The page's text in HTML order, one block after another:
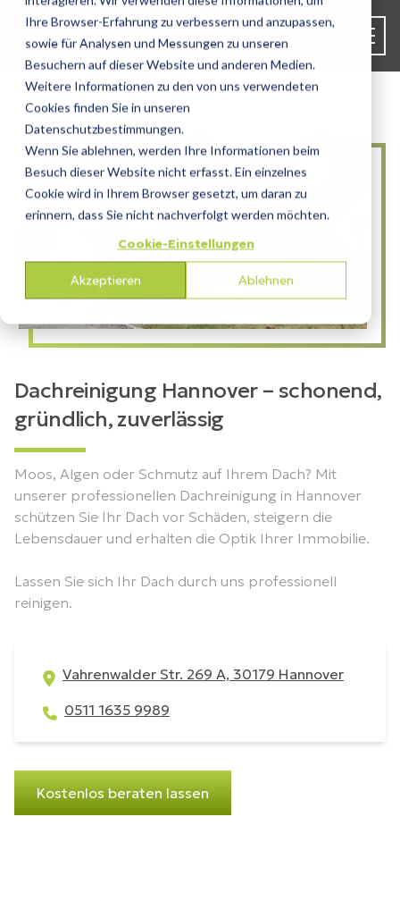
Ihre Browser-Erfahrung zu verbessern und anzupassen,
sowie für Analysen und Messungen zu unseren
Besuchern auf dieser Website und anderen Medien.
Weitere Informationen zu den von uns verwendeten
Cookies finden Sie in unseren
Datenschutzbestimmungen.
Wenn Sie ablehnen, werden Ihre Informationen beim
Besuch dieser Website nicht erfasst. Ein einzelnes
Cookie wird in Ihrem Browser gesetzt, um daran zu
erinnern, dass Sie nicht nachverfolgt werden möchten.
Cookie-Einstellungen
Akzeptieren Ablehnen
Dachreinigung Hannover – schonend,
gründlich, zuverlässig
Moos, Algen oder Schmutz auf Ihrem Dach? Mit
unserer professionellen Dachreinigung in Hannover
schützen Sie Ihr Dach vor Schäden, steigern die
Lebensdauer und erhalten die Optik Ihrer Immobilie.
Lassen Sie sich Ihr Dach durch uns professionell
reinigen.
Vahrenwalder Str. 269 A, 30179 Hannover
0511 1635 9989
Kostenlos beraten lassen